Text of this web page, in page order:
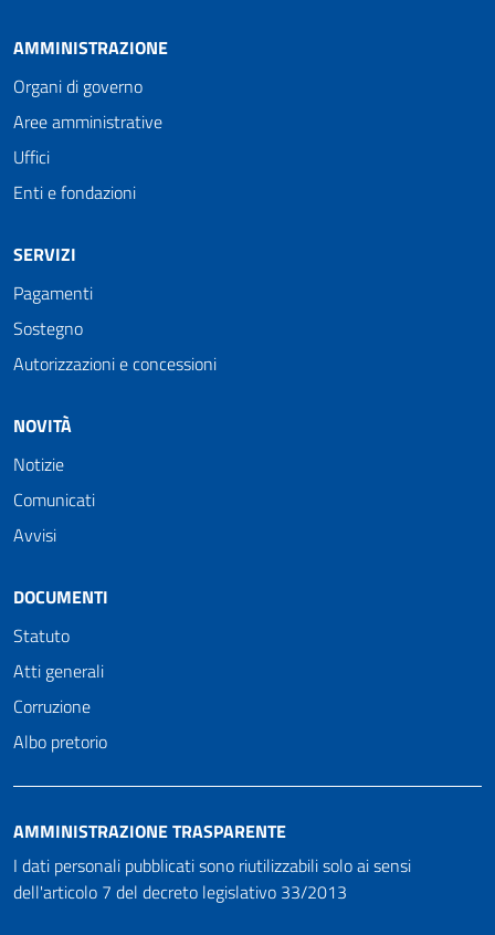
AMMINISTRAZIONE
Organi di governo
Aree amministrative
Uffici
Enti e fondazioni
SERVIZI
Pagamenti
Sostegno
Autorizzazioni e concessioni
NOVITÀ
Notizie
Comunicati
Avvisi
DOCUMENTI
Statuto
Atti generali
Corruzione
Albo pretorio
AMMINISTRAZIONE TRASPARENTE
I dati personali pubblicati sono riutilizzabili solo ai sensi
dell'articolo 7 del decreto legislativo 33/2013